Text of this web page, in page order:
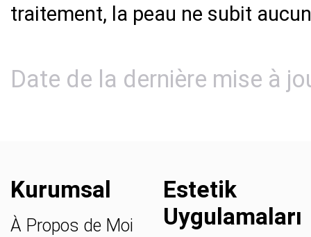
traitement, la peau ne subit
Date de la dernière mise à
Kurumsal
À Propos de Moi
Estetik
Uygulamaları